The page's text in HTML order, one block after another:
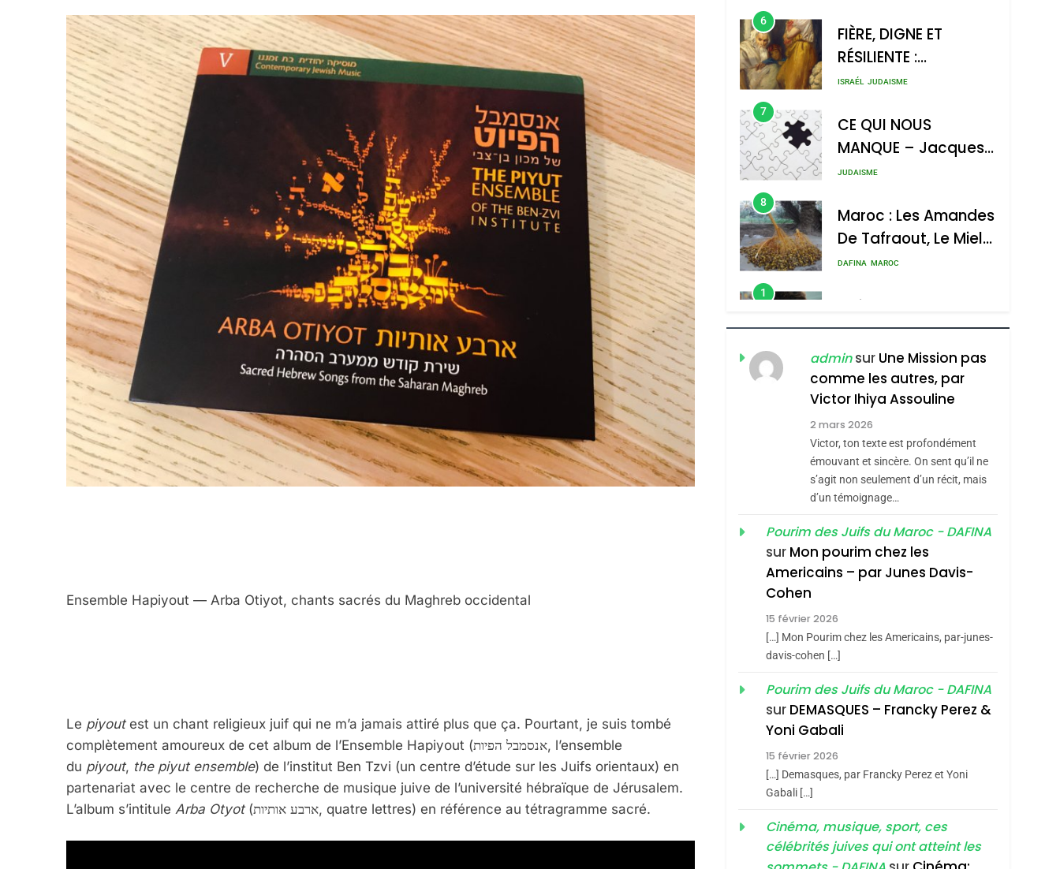
Ensemble Hapiyout — Arba Otiyot, chants sacrés du Maghreb occidental
Le piyout est un chant religieux juif qui ne m’a jamais attiré plus que ça. Pourtant, je suis tombé
complètement amoureux de cet album de l’Ensemble Hapiyout (אנסמבל הפיות, l’ensemble
du piyout, the piyut ensemble) de l’institut Ben Tzvi (un centre d’étude sur les Juifs orientaux) en
partenariat avec le centre de recherche de musique juive de l’université hébraïque de Jérusalem.
L’album s’intitule Arba Otyot (ארבע אותיות, quatre lettres) en référence au tétragramme sacré.
L’antisémitisme
6
FIÈRE, DIGNE ET
RÉSILIENTE :
POURQUOI JE
JUDAÏTE Par Thérèse
Zrihen-Dvir
ISRAÉL JUDAISME
7
CE QUI NOUS
MANQUE – Jacques
Hadida
JUDAISME
8
Maroc : Les Amandes
De Tafraout, Le Miel
De Tadla Azilal
DAFINA MAROC
1
Oeil Ravageur –
Vanessa De Loya
Stauber
CINEMA ISRAÉL
«Tu Dis Génocide, Je
Dis Guerre»: La
Nouvelle Chanson De
Boy George
ISRAÉL JUDAISME
Tout Sur La Nostalgie
Accords D’Isaac:
L’alliance Pourrait
D’Amérique Latine
5
2025, L’année La Plus
Rapport D’ADL
Contre
L’antisémitisme
FRANCE
6
FIÈRE, DIGNE ET
POURQUOI JE
JUDAÏTE Par Thérèse
Zrihen-Dvir
CE QUI NOUS
MANQUE – Jacques
adminsur Une Mission pas
comme les autres, par
Victor Ihiya Assouline
2 mars 2026
Victor, ton texte est profondément
émouvant et sincère. On sent qu’il ne
s’agit non seulement d’un récit, mais
d’un témoignage…
Pourim des Juifs du Maroc - DAFINA
sur Mon pourim chez les
Americains – par Junes Davis-
Cohen
15 février 2026
[…] Mon Pourim chez les Americains, par-junes-
davis-cohen […]
Pourim des Juifs du Maroc - DAFINA
sur DEMASQUES – Francky Perez &
Yoni Gabali
15 février 2026
[…] Demasques, par Francky Perez et Yoni
Gabali […]
Cinéma, musique, sport, ces
célébrités juives qui ont atteint les